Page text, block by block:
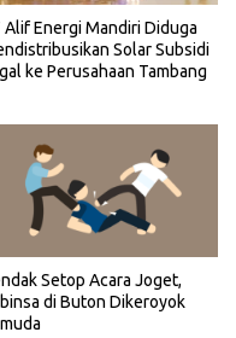
Alif Energi Mandiri Diduga
Solar Subsidi
ke Perusahaan Tambang
Setop Acara Joget,
di Buton Dikeroyok